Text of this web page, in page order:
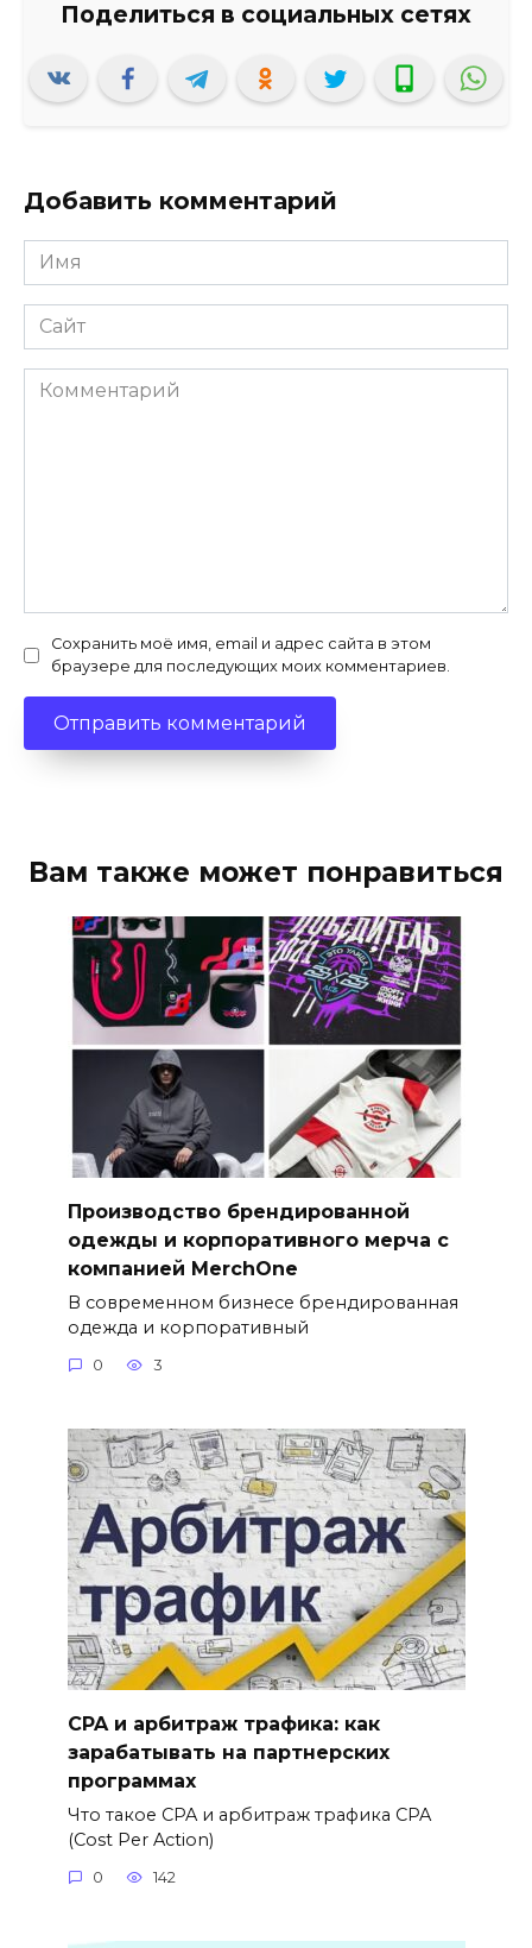
Добавить комментарий
Имя
*
Сайт
Комментарий
Сохранить моё имя, email и адрес сайта в этом
браузере для последующих моих комментариев.
Вам также может понравиться
Производство брендированной
одежды и корпоративного мерча с
компанией MerchOne
В современном бизнесе брендированная
одежда и корпоративный
0 3
CPA и арбитраж трафика: как
зарабатывать на партнерских
программах
Что такое CPA и арбитраж трафика CPA
(Cost Per Action)
0 142